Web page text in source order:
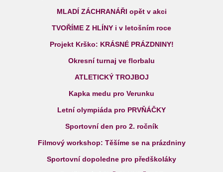
MLADÍ ZÁCHRANÁŘI opět v akci
TVOŘÍME Z HLÍNY i v letošním roce
Projekt Krško: KRÁSNÉ PRÁZDNINY!
Okresní turnaj ve florbalu
ATLETICKÝ TROJBOJ
Kapka medu pro Verunku
Letní olympiáda pro PRVŇÁČKY
Sportovní den pro 2. ročník
Filmový workshop: Těšíme se na prázdniny
Sportovní dopoledne pro předškoláky